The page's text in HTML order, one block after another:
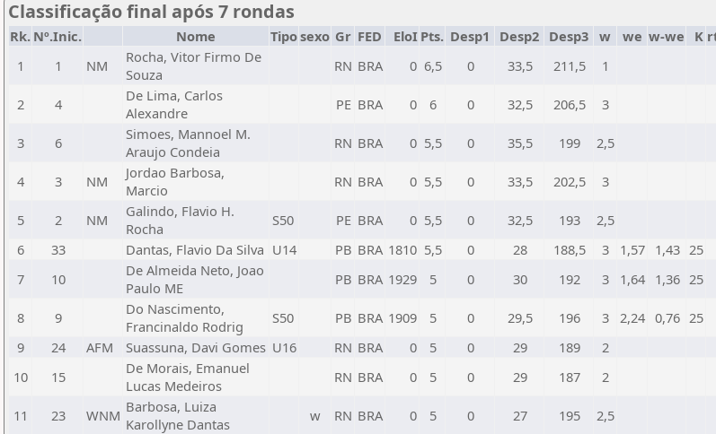
Classificação final após 7 rondas
Rk. Nº.Inic. Nome Tiposexo Gr FED EloI Pts. Desp1 Desp2 Desp3 w we w-we K
1
1 NM
Rocha, Vitor Firmo De
Souza
RN BRA 0 6,5 0 33,5 211,5 1
2 4
De Lima, Carlos
Alexandre
PE BRA 0 6 0 32,5 206,5 3
3 6
Simoes, Mannoel M.
Araujo Condeia
RN BRA 0 5,5 0 35,5 199 2,5
4 3 NM
Jordao Barbosa,
Marcio
RN BRA 0 5,5 0 33,5 202,5 3
5 2 NM
Galindo, Flavio H.
Rocha
S50 PE BRA 0 5,5 0 32,5 193
2,5
6
33 Dantas, Flavio Da Silva U14 PB BRA 1810 5,5 0 28 188,5 3 1,57 1,43 25
7
10
De Almeida Neto, Joao
Paulo ME
PB BRA 1929 5 0 30 192 3 1,64 1,36 25
8 9
Do Nascimento,
Francinaldo Rodrig
S50 PB BRA 1909 5 0 29,5 196 3 2,24 0,76 25
9
24 AFM Suassuna, Davi Gomes U16 RN BRA 0 5 0 29 189
2
10
15
De Morais, Emanuel
Lucas Medeiros
RN BRA 0 5 0 29 187 2
11 23 WNM Barbosa, Luiza
Karollyne Dantas
w RN BRA 0 5 0 27 195 2,5